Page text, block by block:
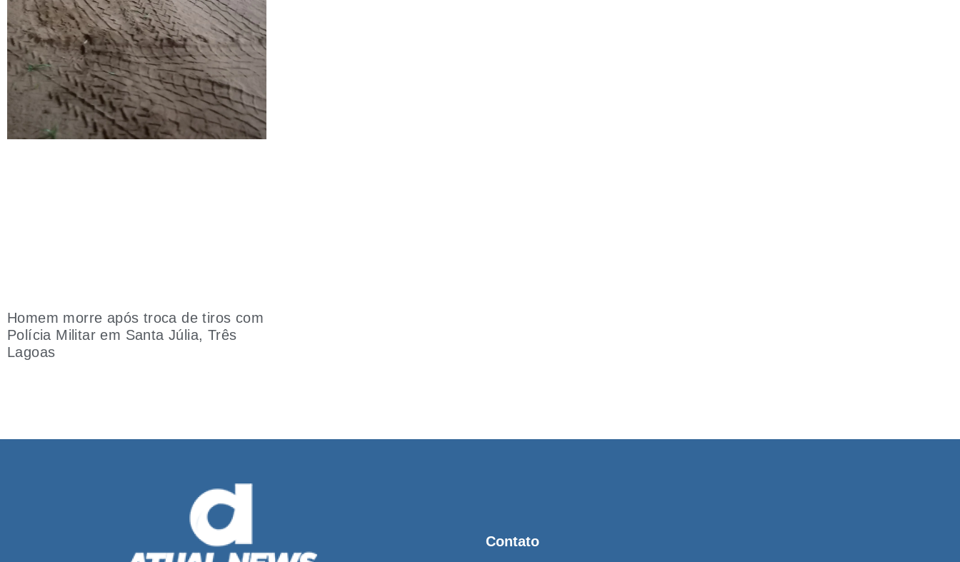
Homem morre após troca de tiros com
Polícia Militar em Santa Júlia, Três
Lagoas
Contato